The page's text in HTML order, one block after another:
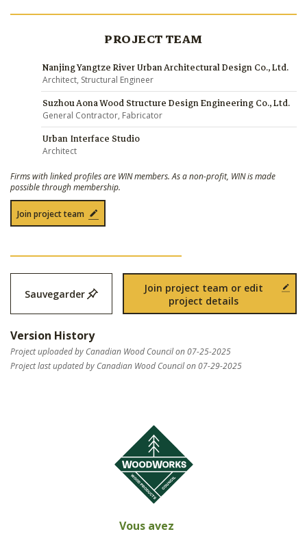
PROJECT TEAM
Nanjing Yangtze River Urban Architectural Design Co., Ltd.
Architect, Structural Engineer
Suzhou Aona Wood Structure Design Engineering Co., Ltd.
General Contractor, Fabricator
Urban Interface Studio
Architect
Firms with linked profiles are WIN members. As a non-profit, WIN is made
possible through membership.
Join project team
Sauvegarder
Join project team or edit
project details
Version History
Project uploaded by Canadian Wood Council on 07-25-2025
Project last updated by Canadian Wood Council on 07-29-2025
Vous avez